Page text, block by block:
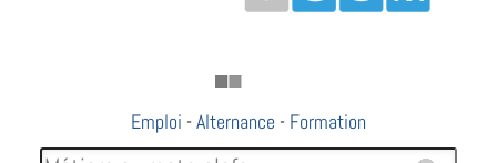
Emploi -Alternance - Formation